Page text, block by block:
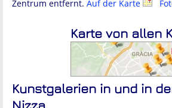
Zentrum entfernt. Auf der Karte
Karte von allen
Kunstgalerien in und in